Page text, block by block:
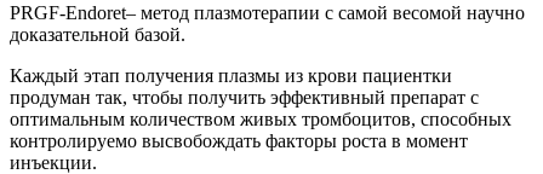
PRGF-Endoret– метод плазмотерапии с самой весомой научно
доказательной базой.
Каждый этап получения плазмы из крови пациентки
продуман так, чтобы получить эффективный препарат с
оптимальным количеством живых тромбоцитов, способных
контролируемо высвобождать факторы роста в момент
инъекции.